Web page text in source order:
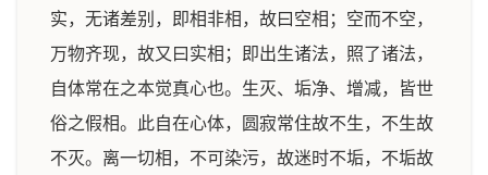
实，无诸差别，即相非相，故曰空相；空而不空，
万物齐现，故又曰实相；即出生诸法，照了诸法，
自体常在之本觉真心也。生灭、垢净、增减，皆世
俗之假相。此自在心体，圆寂常住故不生，不生故
不灭。离一切相，不可染污，故迷时不垢，不垢故